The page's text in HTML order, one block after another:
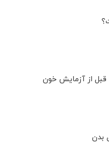
قبل از آزمایش خون
بدن